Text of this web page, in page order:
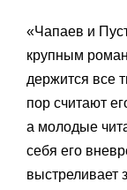
«Чапаев и
крупным
держится все
пор считают
а молодые
себя его
выстреливает